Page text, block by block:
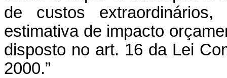
de custos
estimativa de impacto
disposto no art. 16 da Lei
2000.”